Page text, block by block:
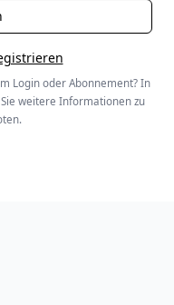
Login oder Abonnement? In
weitere Informationen zu